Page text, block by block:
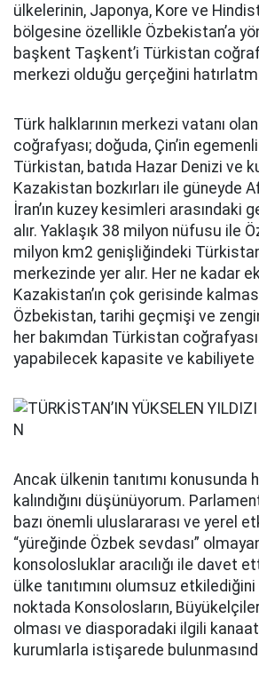
ülkelerinin, Japonya, Kore ve
bölgesine özellikle Özbekistan’a
başkent Taşkent’i Türkistan
merkezi olduğu gerçeğini
Türk halklarının merkezi vatanı
coğrafyası; doğuda, Çin’in
Türkistan, batıda Hazar Denizi ve
Kazakistan bozkırları ile güneyde
İran’ın kuzey kesimleri arasındaki
alır. Yaklaşık 38 milyon nüfusu ile
milyon km2 genişliğindeki
merkezinde yer alır. Her ne kadar
Kazakistan’ın çok gerisinde
Özbekistan, tarihi geçmişi ve
her bakımdan Türkistan
yapabilecek kapasite ve kabiliyete
Ancak ülkenin tanıtımı konusunda
kalındığını düşünüyorum.
bazı önemli uluslararası ve yerel
“yüreğinde Özbek sevdası”
konsolosluklar aracılığı ile davet
ülke tanıtımını olumsuz
noktada Konsolosların,
olması ve diasporadaki ilgili
kurumlarla istişarede